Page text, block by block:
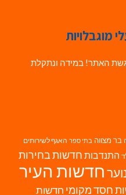
מוגבלויות
האתר! במידה ונתקלת
בר מצווה בתי ספר האגף לשירותים
התנדבות חדשות בחירות
חדשות העיר
חסד מקומי חדשות